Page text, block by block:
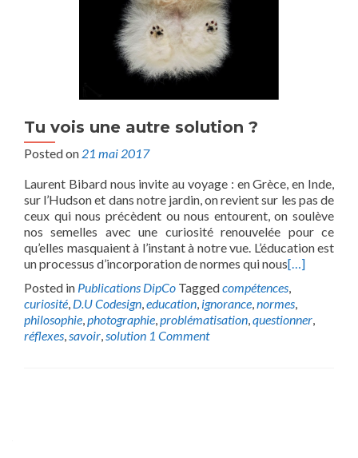
Tu vois une autre solution ?
Posted on 21 mai 2017
Laurent Bibard nous invite au voyage : en Grèce, en Inde,
sur l’Hudson et dans notre jardin, on revient sur les pas de
ceux qui nous précèdent ou nous entourent, on soulève
nos semelles avec une curiosité renouvelée pour ce
qu’elles masquaient à l’instant à notre vue. L’éducation est
un processus d’incorporation de normes qui nous[…]
Posted in Publications DipCo Taggedcompétences,
curiosité, D.U Codesign,education, ignorance,normes,
philosophie,photographie,problématisation,questionner,
réflexes,savoir,solution 1 Comment